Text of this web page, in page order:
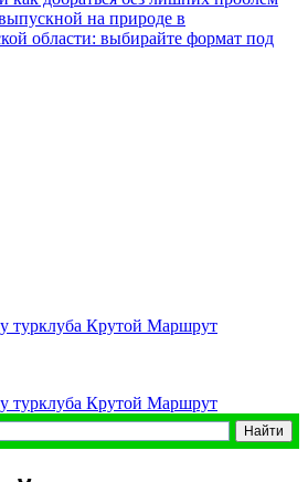
на природе в
области: выбирайте формат под